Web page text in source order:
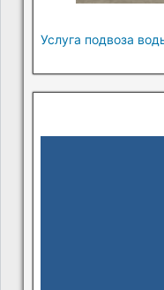
Услуга подвоза